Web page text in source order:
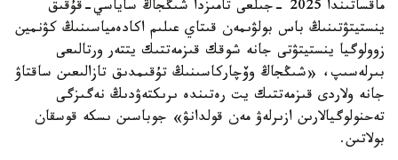
ماقساتىندا 2025 -جىلعى تامىزدا شىڭجاڭ ساياسي-قۇقىق
ينستيتۋتىنىڭ باس بولۋىمەن قىتاي عىلىم اكادەمياسىنىڭ كۋنمين
زوولوگيا ينستيتۋتى جانە شوقك قىزمەتتىك يتتەر ورتالىعى
بىرلەسىپ، «شىڭجاڭ وۆچاركاسىنىڭ تۇقىمدىق تازالىعىن ساقتاۋ
جانە ولاردى قىزمەتتىك يت رەتىندە ىرىكتەۋدىڭ نەگىزگى
تەحنولوگيالارىن ازىرلەۋ مەن قولدانۋ» جوباسىن ىسكە قوسقان
بولاتىن.